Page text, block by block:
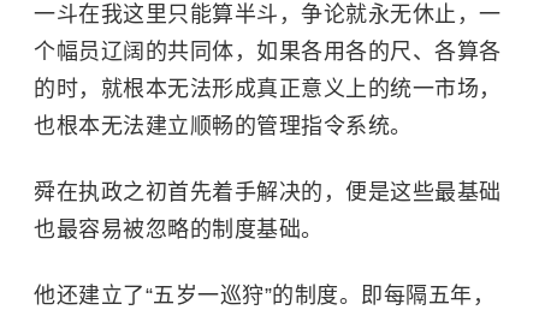
一斗在我这里只能算半斗，争论就永无休止，一
个幅员辽阔的共同体，如果各用各的尺、各算各
的时，就根本无法形成真正意义上的统一市场，
也根本无法建立顺畅的管理指令系统。
舜在执政之初首先着手解决的，便是这些最基础
也最容易被忽略的制度基础。
他还建立了“五岁一巡狩”的制度。即每隔五年，